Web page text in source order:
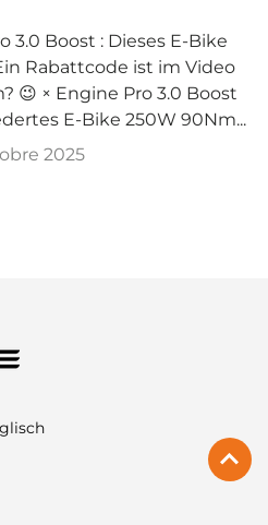
3.0 Boost : Dieses E-Bike
Rabattcode ist im Video
😉 × Engine Pro 3.0 Boost
E-Bike 250W 90Nm...
2025